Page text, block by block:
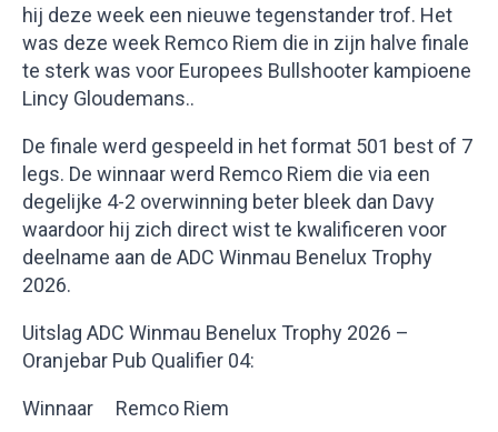
hij deze week een nieuwe tegenstander trof. Het
was deze week Remco Riem die in zijn halve finale
te sterk was voor Europees Bullshooter kampioene
Lincy Gloudemans..
De finale werd gespeeld in het format 501 best of 7
legs. De winnaar werd Remco Riem die via een
degelijke 4-2 overwinning beter bleek dan Davy
waardoor hij zich direct wist te kwalificeren voor
deelname aan de ADC Winmau Benelux Trophy
2026.
Uitslag ADC Winmau Benelux Trophy 2026 –
Oranjebar Pub Qualifier 04:
Winnaar Remco Riem